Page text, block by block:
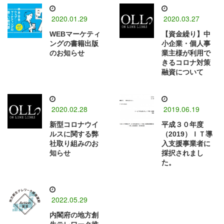
2020.01.29
WEBマーケティ
ングの書籍出版
のお知らせ
2020.03.27
【資金繰り】中
小企業・個人事
業主様が利用で
きるコロナ対策
融資について
2020.02.28
新型コロナウイ
ルスに関する弊
社取り組みのお
知らせ
2019.06.19
平成３０年度
（2019）ＩＴ導
入支援事業者に
採択されまし
た。
2022.05.29
内閣府の地方創